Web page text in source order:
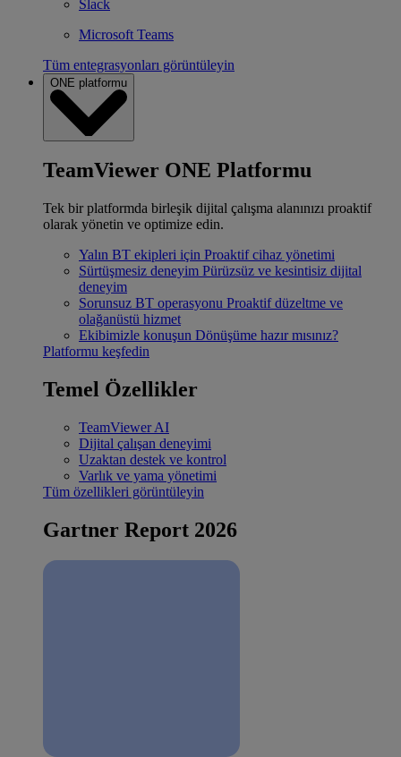
Slack
Microsoft Teams
Tüm entegrasyonları görüntüleyin
ONE platformu
TeamViewer ONE Platformu
Tek bir platformda birleşik dijital çalışma alanınızı proaktif
olarak yönetin ve optimize edin.
Yalın BT ekipleri için Proaktif cihaz yönetimi
Sürtüşmesiz deneyim Pürüzsüz ve kesintisiz dijital
deneyim
Sorunsuz BT operasyonu Proaktif düzeltme ve
olağanüstü hizmet
Ekibimizle konuşun Dönüşüme hazır mısınız?
Platformu keşfedin
Temel Özellikler
TeamViewer AI
Dijital çalışan deneyimi
Uzaktan destek ve kontrol
Varlık ve yama yönetimi
Tüm özellikleri görüntüleyin
Gartner Report 2026